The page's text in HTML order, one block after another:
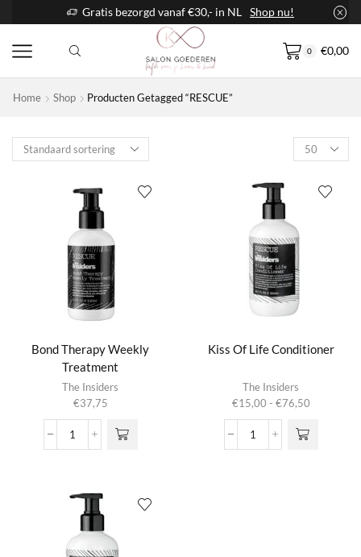
Gratis bezorgd vanaf €30,- in NL Shop nu!
0 €0,00
Home Shop Producten Getagged “RESCUE”
Products
per
Bond Therapy Weekly
Treatment
The Insiders
€37,75
Bond
aantal
Kiss Of Life Conditioner
The Insiders
€15,00 - €76,50Prijsklasse:
tot
Kiss
heeft
meerdere
Deze optie